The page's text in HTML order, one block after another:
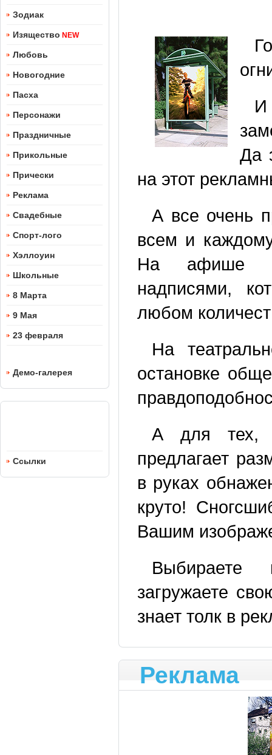
Зодиак
Изящество NEW
Любовь
Новогодние
Пасха
Персонажи
Праздничные
Прикольные
Прически
Реклама
Свадебные
Спорт-лого
Хэллоуин
Школьные
8 Марта
9 Мая
23 февраля
Демо-галерея
Ссылки
И
Да
на этот
А все очень
всем и
На афише
надписями,
любом
На
остановке
А для тех,
предлагает
в руках
круто!
Вашим
Выбираете
загружаете
знает толк в
Реклама